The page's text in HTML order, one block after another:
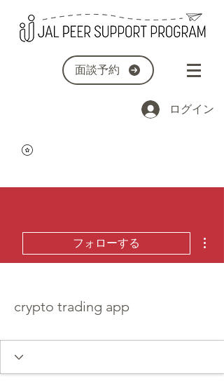
面談予約
ログイン
フォローする
crypto trading app